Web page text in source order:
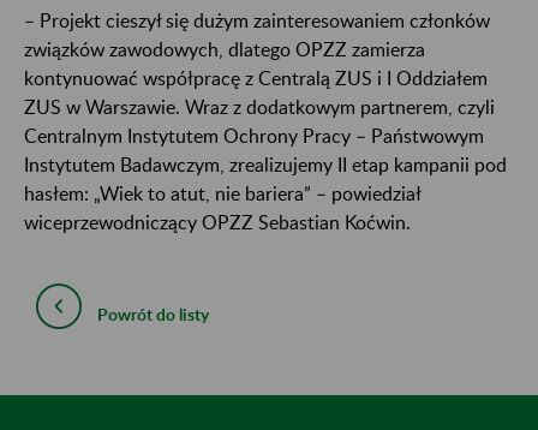
– Projekt cieszył się dużym zainteresowaniem członków
związków zawodowych, dlatego OPZZ zamierza
kontynuować współpracę z Centralą ZUS i I Oddziałem
ZUS w Warszawie. Wraz z dodatkowym partnerem, czyli
Centralnym Instytutem Ochrony Pracy – Państwowym
Instytutem Badawczym, zrealizujemy II etap kampanii pod
hasłem: „Wiek to atut, nie bariera” – powiedział
wiceprzewodniczący OPZZ Sebastian Koćwin.
Powrót do listy